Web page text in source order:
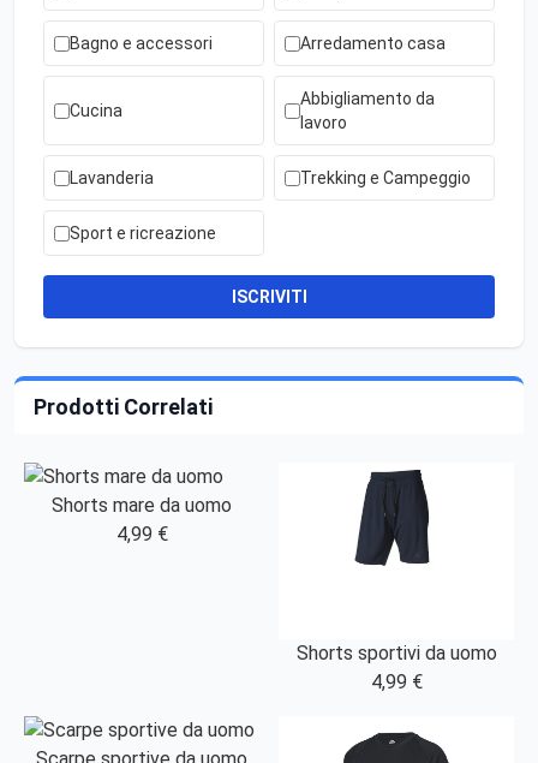
Bagno e accessori Arredamento casa
Cucina
Abbigliamento da
lavoro
Lavanderia Trekking e Campeggio
Sport e ricreazione
ISCRIVITI
Prodotti Correlati
Shorts mare da uomo
4,99 €
Shorts sportivi da uomo
4,99 €